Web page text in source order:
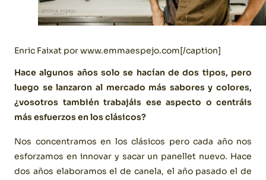
Enric Faixat por www.emmaespejo.com[/caption]
Hace algunos años solo se hacían de dos tipos, pero
luego se lanzaron al mercado más sabores y colores,
¿vosotros también trabajáis ese aspecto o centráis
más esfuerzos en los clásicos?
Nos concentramos en los clásicos pero cada año nos
esforzamos en innovar y sacar un panellet nuevo. Hace
dos años elaboramos el de canela, el año pasado el de